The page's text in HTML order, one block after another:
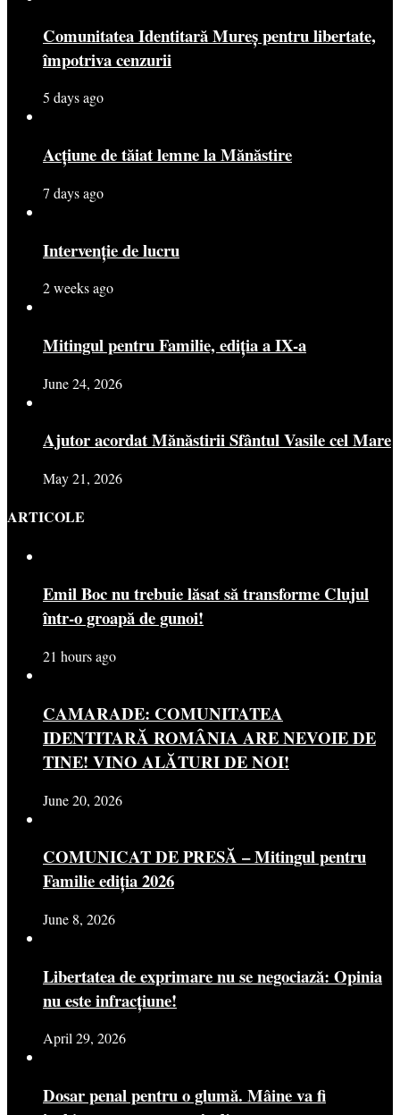
Comunitatea Identitară Mureș pentru libertate,
împotriva cenzurii
5 days ago
Acțiune de tăiat lemne la Mănăstire
7 days ago
Intervenție de lucru
2 weeks ago
Mitingul pentru Familie, ediția a IX-a
June 24, 2026
Ajutor acordat Mănăstirii Sfântul Vasile cel Mare
May 21, 2026
ARTICOLE
Emil Boc nu trebuie lăsat să transforme Clujul
într-o groapă de gunoi!
21 hours ago
CAMARADE: COMUNITATEA
IDENTITARĂ ROMÂNIA ARE NEVOIE DE
TINE! VINO ALĂTURI DE NOI!
June 20, 2026
COMUNICAT DE PRESĂ – Mitingul pentru
Familie ediția 2026
June 8, 2026
Libertatea de exprimare nu se negociază: Opinia
nu este infracțiune!
April 29, 2026
Dosar penal pentru o glumă. Mâine va fi